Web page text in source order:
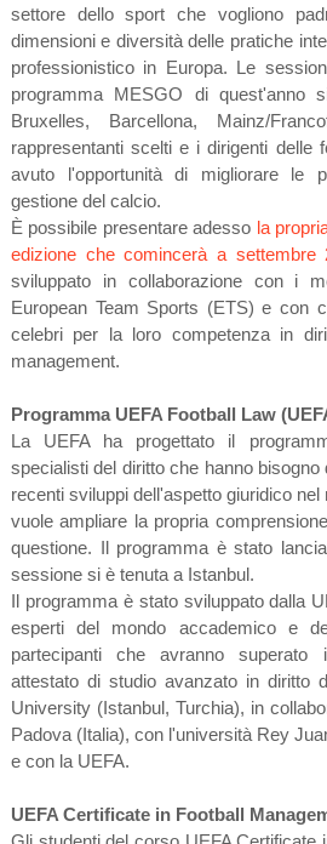
settore dello sport che vogliono
dimensioni e diversità delle pratiche
professionistico in Europa. Le
programma MESGO di quest'anno
Bruxelles, Barcellona, Mainz/
rappresentanti scelti e i dirigenti delle
avuto l'opportunità di migliorare le
gestione del calcio.
È possibile presentare adesso la
edizione che comincerà a settembre
sviluppato in collaborazione con i
European Team Sports (ETS) e con
celebri per la loro competenza in
management.
Programma UEFA Football Law
La UEFA ha progettato il
specialisti del diritto che hanno
recenti sviluppi dell'aspetto giuridico
vuole ampliare la propria
questione. Il programma è stato
sessione si è tenuta a Istanbul.
Il programma è stato sviluppato dalla
esperti del mondo accademico e
partecipanti che avranno
attestato di studio avanzato in diritto
University (Istanbul, Turchia), in
Padova (Italia), con l'università Rey
e con la UEFA.
UEFA Certificate in Football